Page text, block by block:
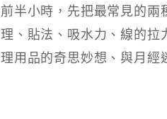
前半小時，先把最常見的
理、貼法、吸水力、線的拉
理用品的奇思妙想、與月